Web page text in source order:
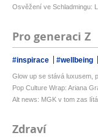
Osvěžení ve Schladmingu:
Pro generaci Z
#inspirace #wellbeing
Glow up se stává luxusem,
Pop Culture Wrap: Ariana
Alt news: MGK v tom zas
Zdraví